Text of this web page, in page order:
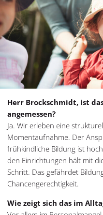
Herr Brockschmidt, ist
angemessen?
Ja. Wir erleben eine
Momentaufnahme. Der
frühkindliche Bildung ist
den Einrichtungen hält mit
Schritt. Das gefährdet
Chancengerechtigkeit.
Wie zeigt sich das im